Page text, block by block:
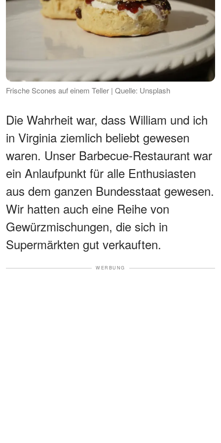
Frische Scones auf einem Teller | Quelle: Unsplash
Die Wahrheit war, dass William und ich
in Virginia ziemlich beliebt gewesen
waren. Unser Barbecue-Restaurant war
ein Anlaufpunkt für alle Enthusiasten
aus dem ganzen Bundesstaat gewesen.
Wir hatten auch eine Reihe von
Gewürzmischungen, die sich in
Supermärkten gut verkauften.
WERBUNG